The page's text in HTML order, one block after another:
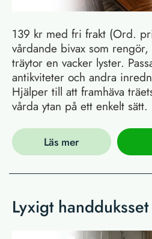
139 kr med fri frakt (Ord.
vårdande bivax som
träytor en vacker lyster.
antikviteter och andra
Hjälper till att framhäva
vårda ytan på ett enkelt sätt.
Läs mer
Lyxigt